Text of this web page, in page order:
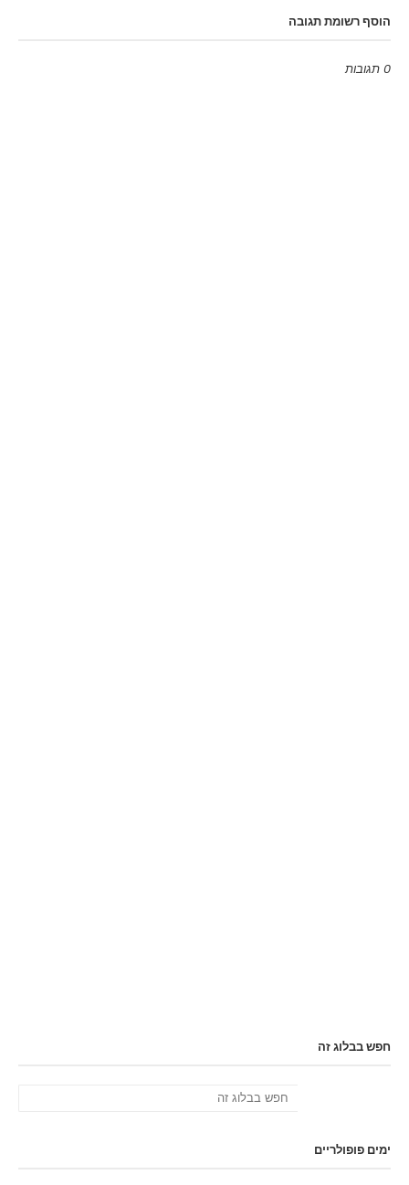
הוסף רשומת תגובה
0 תגובות
חפש בבלוג זה
ימים פופולריים